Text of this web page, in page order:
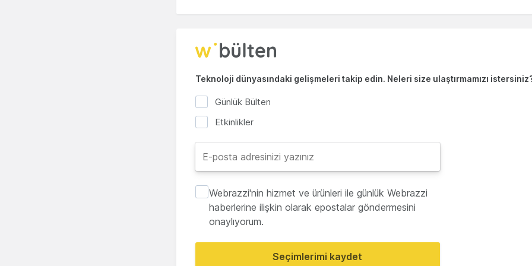
Teknoloji dünyasındaki gelişmeleri takip edin. Neleri size ulaştırmamızı
Günlük Bülten
Etkinlikler
Webrazzi'nin hizmet ve ürünleri ile günlük Webrazzi
haberlerine ilişkin olarak epostalar göndermesini
onaylıyorum.
Seçimlerimi kaydet